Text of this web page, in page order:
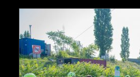
€80.00